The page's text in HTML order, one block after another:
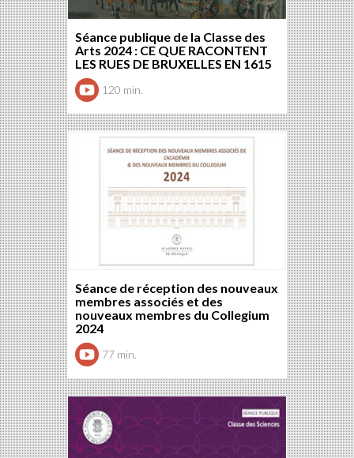
Séance publique de la Classe des
Arts 2024 : CE QUE RACONTENT
LES RUES DE BRUXELLES EN 1615
120 min.
Séance de réception des nouveaux
membres associés et des
nouveaux membres du Collegium
2024
77 min.